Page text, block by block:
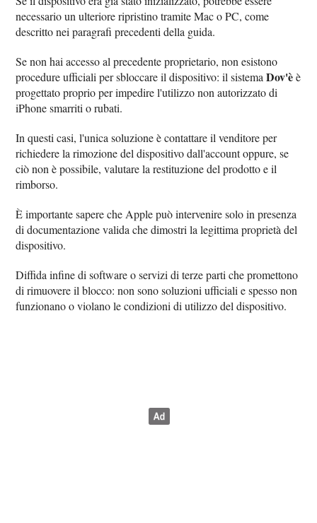
necessario un ulteriore ripristino tramite Mac o PC, come
descritto nei paragrafi precedenti della guida.
Se non hai accesso al precedente proprietario, non esistono
procedure ufficiali per sbloccare il dispositivo: il sistemaDov'èè
progettato proprio per impedire l'utilizzo non autorizzato di
iPhone smarriti o rubati.
In questi casi, l'unica soluzione è contattare il venditore per
richiedere la rimozione del dispositivo dall'account oppure, se
ciò non è possibile, valutare la restituzione del prodotto e il
rimborso.
È importante sapere che Apple può intervenire solo in presenza
di documentazione valida che dimostri la legittima proprietà del
dispositivo.
Diffida infine di software o servizi di terze parti che promettono
di rimuovere il blocco: non sono soluzioni ufficiali e spesso non
funzionano o violano le condizioni di utilizzo del dispositivo.